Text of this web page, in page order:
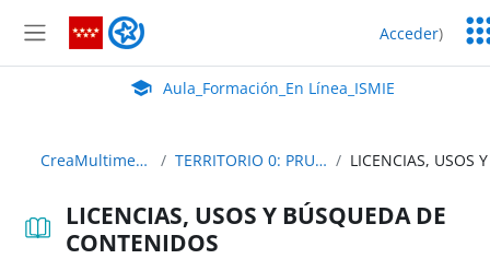
Panel lateral
Aula_Formación_En Línea_ISMIE Acceder)
Aula Virtual de EducaMadrid:
Aula_Formación_En Línea_ISMIE
CreaMultimedia_25_Contenidos TERRITORIO 0: PRUEBA DE ACCESO A LA RAM
LICENCIAS, USOS Y BÚSQUEDA DE
CONTENIDOS